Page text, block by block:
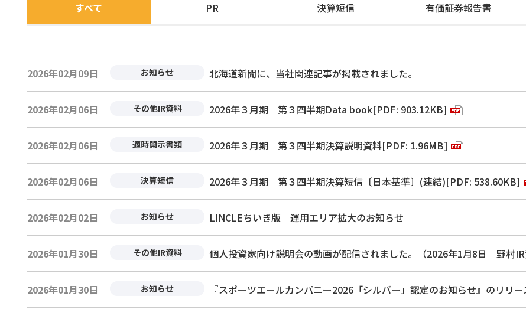
すべて PR 決算短信 有価証券報告書
2026年02月09日 お知らせ 北海道新聞に、当社関連記事が掲載されました。
2026年02月06日 その他IR資料 2026年３月期 第３四半期Data book[PDF: 903.12KB]
2026年02月06日 適時開示書類 2026年３月期 第３四半期決算説明資料[PDF: 1.96MB]
2026年02月06日 決算短信 2026年３月期 第３四半期決算短信〔日本基準〕(連結)[PDF: 538.60KB]
2026年02月02日 お知らせ LINCLEちいき版 運用エリア拡大のお知らせ
2026年01月30日 その他IR資料 個人投資家向け説明会の動画が配信されました。（2026年1月8日 野村IR
2026年01月30日 お知らせ 『スポーツエールカンパニー2026「シルバー」認定のお知らせ』のリリ